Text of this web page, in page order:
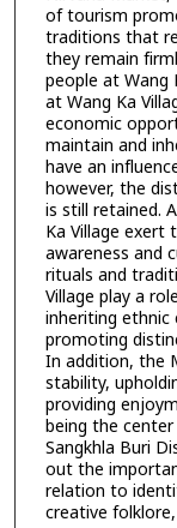
of tourism
traditions that
they remain
people at Wang
at Wang Ka
economic
maintain and
have an
however, the
is still retained.
Ka Village
awareness and
rituals and
Village play a
inheriting ethnic
promoting
In addition, the
stability,
providing
being the
Sangkhla Buri
out the
relation to
creative